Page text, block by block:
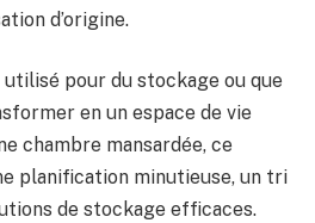
d’origine.
pour du stockage ou que
en un espace de vie
chambre mansardée, ce
planification minutieuse, un tri
de stockage efficaces.